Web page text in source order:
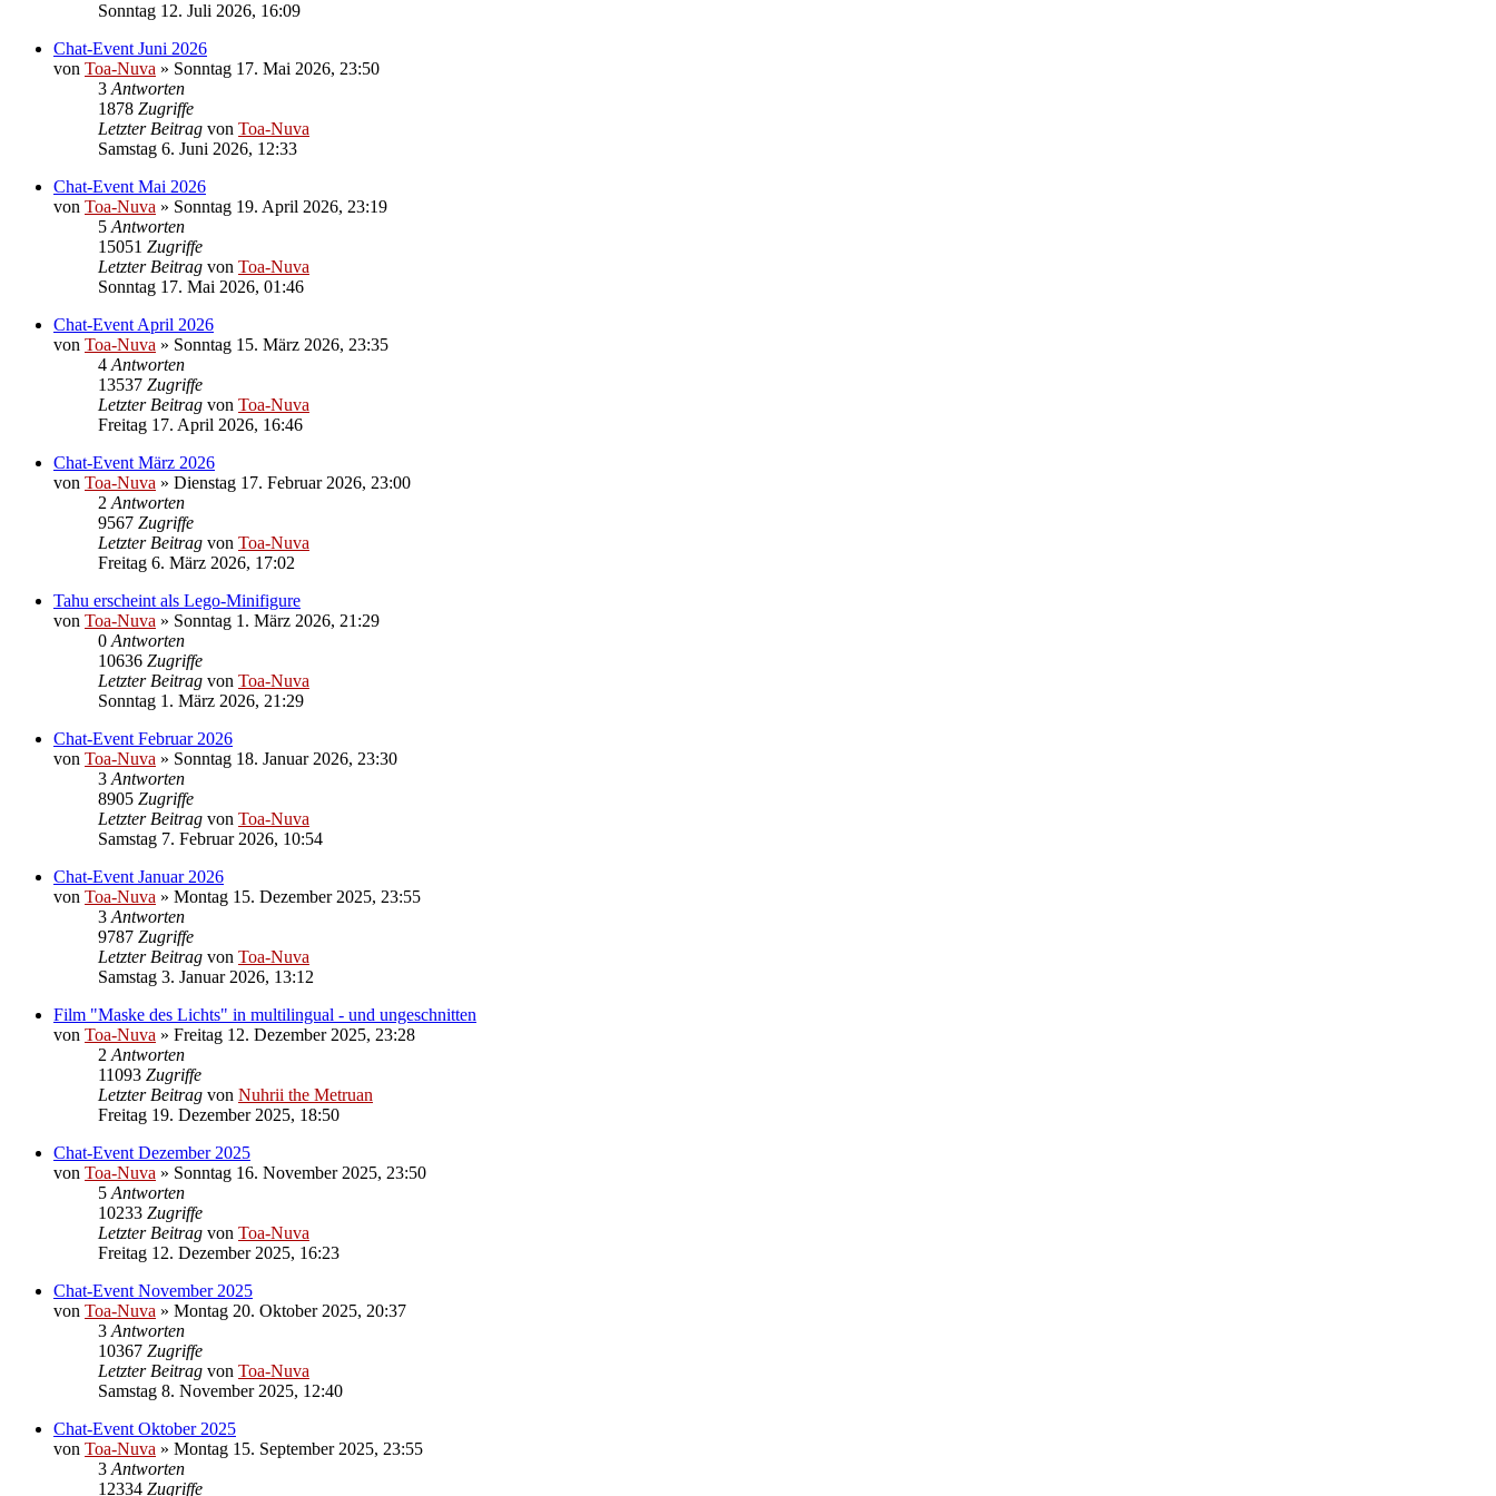
Sonntag 12. Juli 2026, 16:09
Chat-Event Juni 2026
von Toa-Nuva » Sonntag 17. Mai 2026, 23:50
3 Antworten
1878 Zugriffe
Letzter Beitrag von Toa-Nuva
Samstag 6. Juni 2026, 12:33
Chat-Event Mai 2026
von Toa-Nuva » Sonntag 19. April 2026, 23:19
5 Antworten
15051 Zugriffe
Letzter Beitrag von Toa-Nuva
Sonntag 17. Mai 2026, 01:46
Chat-Event April 2026
von Toa-Nuva » Sonntag 15. März 2026, 23:35
4 Antworten
13537 Zugriffe
Letzter Beitrag von Toa-Nuva
Freitag 17. April 2026, 16:46
Chat-Event März 2026
von Toa-Nuva » Dienstag 17. Februar 2026, 23:00
2 Antworten
9567 Zugriffe
Letzter Beitrag von Toa-Nuva
Freitag 6. März 2026, 17:02
Tahu erscheint als Lego-Minifigure
von Toa-Nuva » Sonntag 1. März 2026, 21:29
0 Antworten
10636 Zugriffe
Letzter Beitrag von Toa-Nuva
Sonntag 1. März 2026, 21:29
Chat-Event Februar 2026
von Toa-Nuva » Sonntag 18. Januar 2026, 23:30
3 Antworten
8905 Zugriffe
Letzter Beitrag von Toa-Nuva
Samstag 7. Februar 2026, 10:54
Chat-Event Januar 2026
von Toa-Nuva » Montag 15. Dezember 2025, 23:55
3 Antworten
9787 Zugriffe
Letzter Beitrag von Toa-Nuva
Samstag 3. Januar 2026, 13:12
Film "Maske des Lichts" in multilingual - und ungeschnitten
von Toa-Nuva » Freitag 12. Dezember 2025, 23:28
2 Antworten
11093 Zugriffe
Letzter Beitrag von Nuhrii the Metruan
Freitag 19. Dezember 2025, 18:50
Chat-Event Dezember 2025
von Toa-Nuva » Sonntag 16. November 2025, 23:50
5 Antworten
10233 Zugriffe
Letzter Beitrag von Toa-Nuva
Freitag 12. Dezember 2025, 16:23
Chat-Event November 2025
von Toa-Nuva » Montag 20. Oktober 2025, 20:37
3 Antworten
10367 Zugriffe
Letzter Beitrag von Toa-Nuva
Samstag 8. November 2025, 12:40
Chat-Event Oktober 2025
von Toa-Nuva » Montag 15. September 2025, 23:55
3 Antworten
12334 Zugriffe